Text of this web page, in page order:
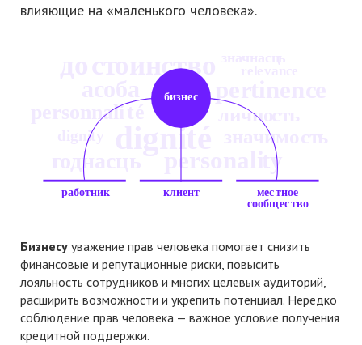
влияющие на «маленького человека».
Бизнесу уважение прав человека помогает снизить
финансовые и репутационные риски, повысить
лояльность сотрудников и многих целевых аудиторий,
расширить возможности и укрепить потенциал. Нередко
соблюдение прав человека — важное условие получения
кредитной поддержки.